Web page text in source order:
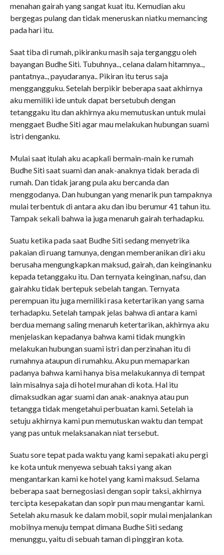
menahan gairah yang sangat kuat itu. Kemudian aku
bergegas pulang dan tidak meneruskan niatku memancing
pada hari itu.
Saat tiba di rumah, pikiranku masih saja terganggu oleh
bayangan Budhe Siti. Tubuhnya.., celana dalam hitamnya..,
pantatnya.., payudaranya.. Pikiran itu terus saja
menggangguku. Setelah berpikir beberapa saat akhirnya
aku memiliki ide untuk dapat bersetubuh dengan
tetanggaku itu dan akhirnya aku memutuskan untuk mulai
menggaet Budhe Siti agar mau melakukan hubungan suami
istri denganku.
Mulai saat itulah aku acapkali bermain-main ke rumah
Budhe Siti saat suami dan anak-anaknya tidak berada di
rumah. Dan tidak jarang pula aku bercanda dan
menggodanya. Dan hubungan yang menarik pun tampaknya
mulai terbentuk di antara aku dan ibu berumur 41 tahun itu.
Tampak sekali bahwa ia juga menaruh gairah terhadapku.
Suatu ketika pada saat Budhe Siti sedang menyetrika
pakaian di ruang tamunya, dengan memberanikan diri aku
berusaha mengungkapkan maksud, gairah, dan keinginanku
kepada tetanggaku itu. Dan ternyata keinginan, nafsu, dan
gairahku tidak bertepuk sebelah tangan. Ternyata
perempuan itu juga memiliki rasa ketertarikan yang sama
terhadapku. Setelah tampak jelas bahwa di antara kami
berdua memang saling menaruh ketertarikan, akhirnya aku
menjelaskan kepadanya bahwa kami tidak mungkin
melakukan hubungan suami istri dan perzinahan itu di
rumahnya ataupun di rumahku. Aku pun memaparkan
padanya bahwa kami hanya bisa melakukannya di tempat
lain misalnya saja di hotel murahan di kota. Hal itu
dimaksudkan agar suami dan anak-anaknya atau pun
tetangga tidak mengetahui perbuatan kami. Setelah ia
setuju akhirnya kami pun memutuskan waktu dan tempat
yang pas untuk melaksanakan niat tersebut.
Suatu sore tepat pada waktu yang kami sepakati aku pergi
ke kota untuk menyewa sebuah taksi yang akan
mengantarkan kami ke hotel yang kami maksud. Selama
beberapa saat bernegosiasi dengan sopir taksi, akhirnya
tercipta kesepakatan dan sopir pun mau mengantar kami.
Setelah aku masuk ke dalam mobil, sopir mulai menjalankan
mobilnya menuju tempat dimana Budhe Siti sedang
menunggu, yaitu di sebuah taman di pinggiran kota.